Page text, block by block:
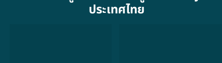
ประเทศไทย